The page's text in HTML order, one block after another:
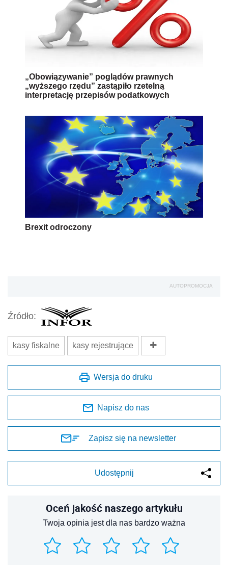
„Obowiązywanie” poglądów prawnych
„wyższego rzędu” zastąpiło rzetelną
interpretację przepisów podatkowych
Brexit odroczony
AUTOPROMOCJA
Źródło:
kasy fiskalne kasy rejestrujące
Wersja do druku
Napisz do nas
Zapisz się na newsletter
Udostępnij
Oceń jakość naszego artykułu
Twoja opinia jest dla nas bardzo ważna